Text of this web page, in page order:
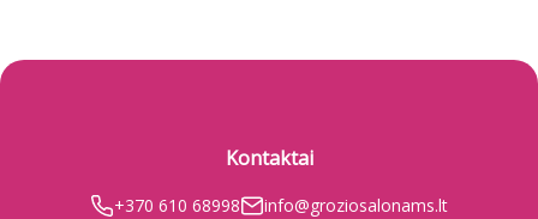
Kontaktai
+370 610 68998
info@groziosalonams.lt